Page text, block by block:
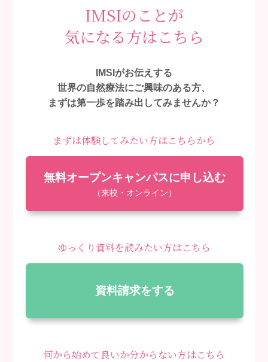
IMSIのことが
気になる方はこちら
IMSIがお伝えする
世界の自然療法にご興味のある方、
まずは第一歩を踏み出してみませんか？
まずは体験してみたい方はこちらから
無料オープンキャンパスに申し込む
（来校・オンライン）
ゆっくり資料を読みたい方はこちら
資料請求をする
何から始めて良いか分からない方はこちら